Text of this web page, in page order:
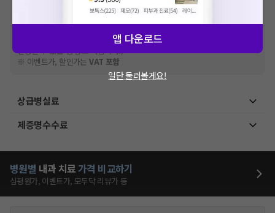
추가비용 등으로 실제 가격과 상이할 수 있으니, 정확
한 가격은 해당 의료기관에 직접 문의해주세요.
격입니다. (진료와 연관된 복합적인 비용이 추가되어, 병원마다 금액이 다르게
산정될 수 있는 점 참고 바랍니다.)
※ 이벤트가, 할인가는VAT 포함
상급병실료
제증명수수료
병원별 내과 치료가격 비교하기
심평원가, 이벤트가, 모두닥 리뷰가 등
앱 다운로드
일단 둘러볼게요!